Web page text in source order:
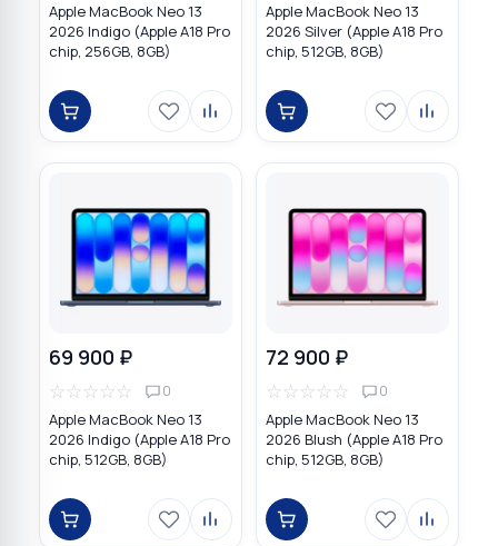
Apple MacBook Neo 13
2026 Indigo (Apple A18 Pro
chip, 256GB, 8GB)
Apple MacBook Neo 13
2026 Silver (Apple A18 Pro
chip, 512GB, 8GB)
69 900 ₽
☆☆☆☆☆ 0
Apple MacBook Neo 13
2026 Indigo (Apple A18 Pro
chip, 512GB, 8GB)
72 900 ₽
☆☆☆☆☆ 0
Apple MacBook Neo 13
2026 Blush (Apple A18 Pro
chip, 512GB, 8GB)